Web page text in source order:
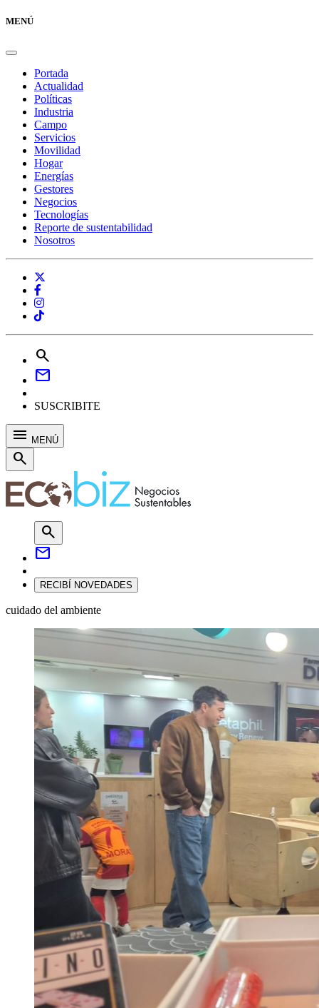
MENÚ
Portada
Actualidad
Políticas
Industria
Campo
Servicios
Movilidad
Hogar
Energías
Gestores
Negocios
Tecnologías
Reporte de sustentabilidad
Nosotros
search
mail
SUSCRIBITE
menu MENÚ
search
search
mail
RECIBÍ NOVEDADES
cuidado del ambiente